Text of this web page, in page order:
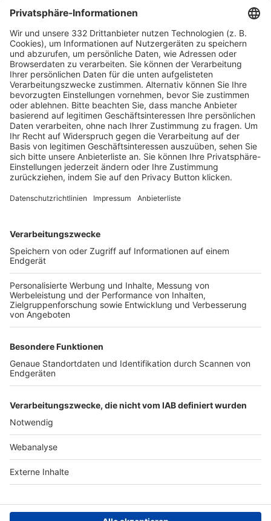
HÄUFIG BESUCHTE SEITEN
Pässe und Vereinswechsel
Trainerausbildung
Schulungsangebot Vereinsmitarbeiter
BFV-Geschäftsstellen
Trainerbörse
Login SpielPlus
FOLGE DEM BFV
TOP-VEREINE
TOP-PARTNER
Nutzungsbedingungen Datenschutz Impressum